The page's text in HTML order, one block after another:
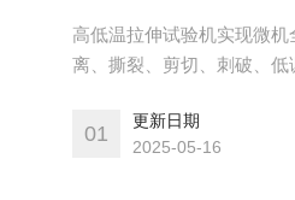
高低温拉伸试验机实现微
离、撕裂、剪切、刺破、
意删加,对曲线操作更加简
子显示监控.
01
更新日期
2025-05-16